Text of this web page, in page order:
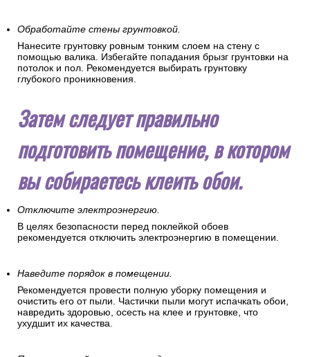
Обработайте стены грунтовкой.
Нанесите грунтовку ровным тонким слоем на стену с
помощью валика. Избегайте попадания брызг грунтовки на
потолок и пол. Рекомендуется выбирать грунтовку
глубокого проникновения.
Затем следует правильно
подготовить помещение, в котором
вы собираетесь клеить обои.
Отключите электроэнергию.
В целях безопасности перед поклейкой обоев
рекомендуется отключить электроэнергию в помещении.
Наведите порядок в помещении.
Рекомендуется провести полную уборку помещения и
очистить его от пыли. Частички пыли могут испачкать обои,
навредить здоровью, осесть на клее и грунтовке, что
ухудшит их качества.